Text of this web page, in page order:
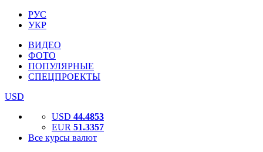
РУС
УКР
ВИДЕО
ФОТО
ПОПУЛЯРНЫЕ
СПЕЦПРОЕКТЫ
USD
USD 44.4853
EUR 51.3357
Все курсы валют